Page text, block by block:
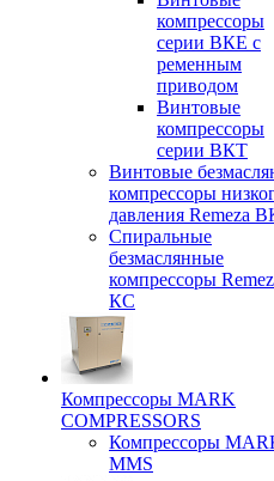
компрессоры
серии ВКЕ с
ременным
приводом
Винтовые
компрессоры
серии ВКТ
Винтовые
компрессоры
давления Remeza
Спиральные
безмаслянные
компрессоры
КС
Компрессоры MARK
COMPRESSORS
Компрессоры
MMS